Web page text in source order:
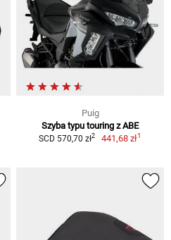
Puig
Szyba typu touring z ABE
SCD 570,70 zł2 441,68 zł1